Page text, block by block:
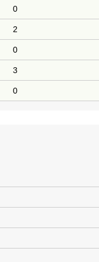
0
2
0
3
0